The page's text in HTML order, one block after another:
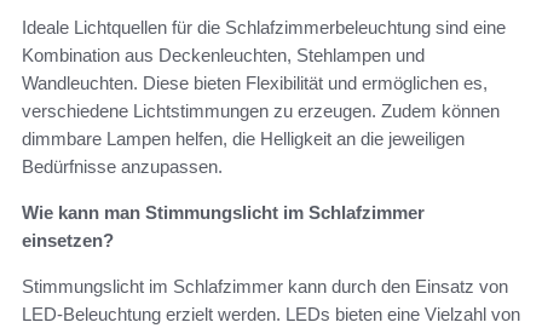
Ideale Lichtquellen für die Schlafzimmerbeleuchtung sind eine
Kombination aus Deckenleuchten, Stehlampen und
Wandleuchten. Diese bieten Flexibilität und ermöglichen es,
verschiedene Lichtstimmungen zu erzeugen. Zudem können
dimmbare Lampen helfen, die Helligkeit an die jeweiligen
Bedürfnisse anzupassen.
Wie kann man Stimmungslicht im Schlafzimmer
einsetzen?
Stimmungslicht im Schlafzimmer kann durch den Einsatz von
LED-Beleuchtung erzielt werden. LEDs bieten eine Vielzahl von